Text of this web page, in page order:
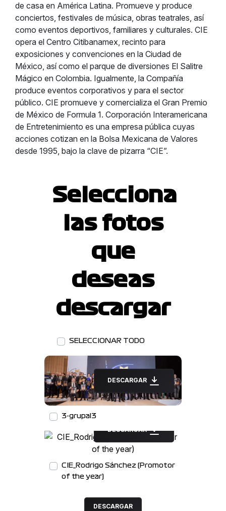
de casa en América Latina. Promueve y produce
conciertos, festivales de música, obras teatrales, así
como eventos deportivos, familiares y culturales. CIE
opera el Centro Citibanamex, recinto para
exposiciones y convenciones en la Ciudad de
México, así como el parque de diversiones El Salitre
Mágico en Colombia. Igualmente, la Compañía
produce eventos corporativos y para el sector
público. CIE promueve y comercializa el Gran Premio
de México de Formula 1. Corporación Interamericana
de Entretenimiento es una empresa pública cuyas
acciones cotizan en la Bolsa Mexicana de Valores
desde 1995, bajo la clave de pizarra “CIE”.
Selecciona
las fotos
que
deseas
descargar
SELECCIONAR TODO
DESCARGAR
3-grupal3
DESCARGAR
CIE_Rodrigo Sánchez (Promotor
of the year)
DESCARGAR